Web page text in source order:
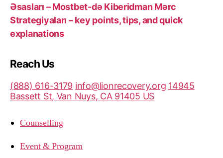
Əsasları – Mostbet-də Kiberidman Mərc
Strategiyaları – key points, tips, and quick
explanations
Reach Us
(888) 616-3179 info@lionrecovery.org 14945
Bassett St, Van Nuys, CA 91405 US
Counselling
Event & Program